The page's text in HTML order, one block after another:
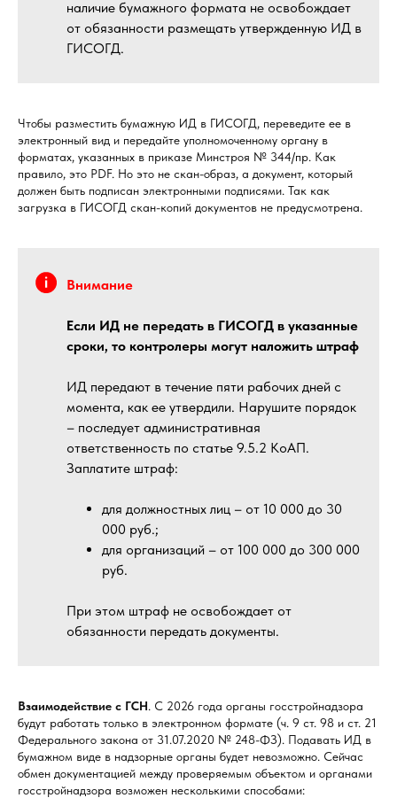
наличие бумажного формата не освобождает
от обязанности размещать утвержденную ИД в
ГИСОГД.
Чтобы разместить бумажную ИД в ГИСОГД, переведите ее в
электронный вид и передайте уполномоченному органу в
форматах, указанных в приказе Минстроя № 344/пр. Как
правило, это PDF. Но это не скан-образ, а документ, который
должен быть подписан электронными подписями. Так как
загрузка в ГИСОГД скан-копий документов не предусмотрена.
Внимание
Если ИД не передать в ГИСОГД в указанные
сроки, то контролеры могут наложить штраф
ИД передают в течение пяти рабочих дней с
момента, как ее утвердили. Нарушите порядок
– последует административная
ответственность по статье 9.5.2 КоАП.
Заплатите штраф:
для должностных лиц – от 10 000 до 30
000 руб.;
для организаций – от 100 000 до 300 000
руб.
При этом штраф не освобождает от
обязанности передать документы.
Взаимодействие с ГСН. С 2026 года органы госстройнадзора
будут работать только в электронном формате (ч. 9 ст. 98 и ст. 21
Федерального закона от 31.07.2020 № 248-ФЗ). Подавать ИД в
бумажном виде в надзорные органы будет невозможно. Сейчас
обмен документацией между проверяемым объектом и органами
госстройнадзора возможен несколькими способами: